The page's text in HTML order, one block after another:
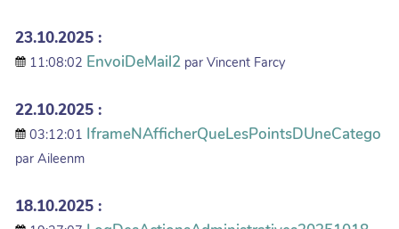
23.10.2025 :
11:08:02 EnvoiDeMail2 par Vincent Farcy
22.10.2025 :
03:12:01 IframeNAfficherQueLesPointsDUneCatego
par Aileenm
18.10.2025 :